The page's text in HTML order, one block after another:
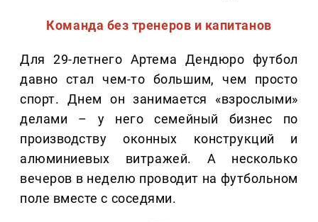
Команда без тренеров и капитанов
Для 29-летнего Артема Дендюро футбол
давно стал чем-то большим, чем просто
спорт. Днем он занимается «взрослыми»
делами – у него семейный бизнес по
производству оконных конструкций и
алюминиевых витражей. А несколько
вечеров в неделю проводит на футбольном
поле вместе с соседями.